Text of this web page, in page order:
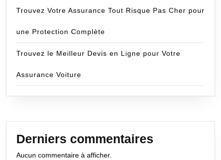
Trouvez Votre Assurance Tout Risque Pas Cher pour
une Protection Complète
Trouvez le Meilleur Devis en Ligne pour Votre
Assurance Voiture
Derniers commentaires
Aucun commentaire à afficher.